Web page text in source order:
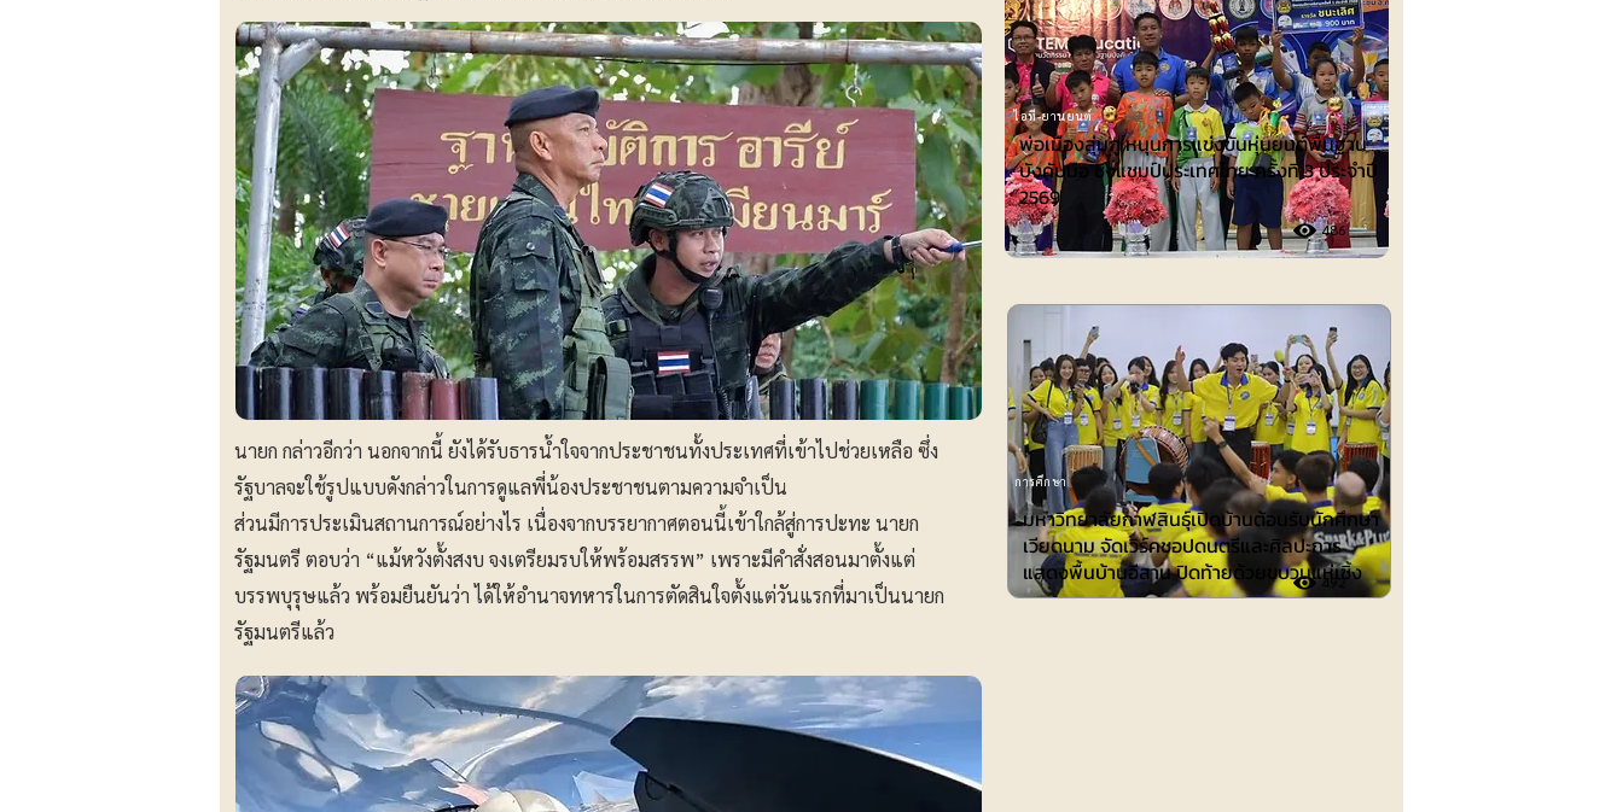
นายก กล่าวอีกว่า นอกจากนี้ ยังได้รับธารน้ำใจจากประชาชนทั้งประเทศที่เข้าไปช่วยเหลือ ซึ่ง
รัฐบาลจะใช้รูปแบบดังกล่าวในการดูแลพี่น้องประชาชนตามความจำเป็น
ส่วนมีการประเมินสถานการณ์อย่างไร เนื่องจากบรรยากาศตอนนี้เข้าใกล้สู่การปะทะ นายก
รัฐมนตรี ตอบว่า “แม้หวังตั้งสงบ จงเตรียมรบให้พร้อมสรรพ” เพราะมีคำสั่งสอนมาตั้งแต่
บรรพบุรุษแล้ว พร้อมยืนยันว่า ได้ให้อำนาจทหารในการตัดสินใจตั้งแต่วันแรกที่มาเป็นนายก
รัฐมนตรีแล้ว
ไอที-ยานยนต์
พ่อเมืองลุ่มภู หนุนการแข่งขันหุ่นยนต์พื้นฐาน
บังคับมือ ชิงแชมป์ประเทศไทย ครั้งที่ 3 ประจำปี
2569
486
การศึกษา
มหาวิทยาลัยกาฬสินธุ์เปิดบ้านต้อนรับนักศึกษา
เวียดนาม จัดเวิร์คชอปดนตรีและศิลปะการ
แสดงพื้นบ้านอีสาน ปิดท้ายด้วยขบวนแห่เซิ้ง
492